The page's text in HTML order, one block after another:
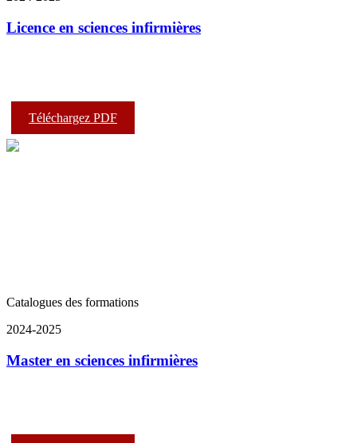
Licence en sciences infirmières
Téléchargez PDF
Catalogues des formations
2024-2025
Master en sciences infirmières